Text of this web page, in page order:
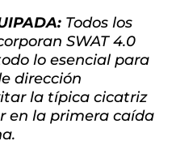
Todos los
SWAT 4.0
lo esencial para
dirección
la típica cicatriz
en la primera caída